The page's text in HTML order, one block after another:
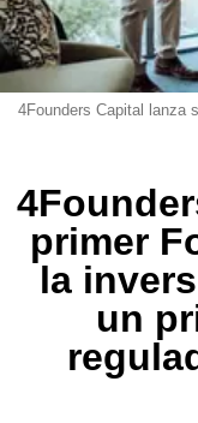
4Founders Capital lanza
primer
la
un